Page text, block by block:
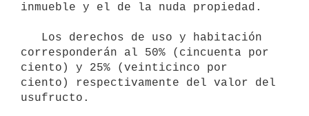
inmueble y el de la nuda propiedad.
corresponderán al 50% (cincuenta por
ciento) y 25% (veinticinco por
ciento) respectivamente del valor del
usufructo.